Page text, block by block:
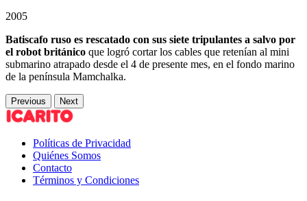
2005
Batiscafo ruso es rescatado con sus siete tripulantes a salvo por
el robot británico que logró cortar los cables que retenían al mini
submarino atrapado desde el 4 de presente mes, en el fondo marino
de la península Mamchalka.
Previous Next
Políticas de Privacidad
Quiénes Somos
Contacto
Términos y Condiciones